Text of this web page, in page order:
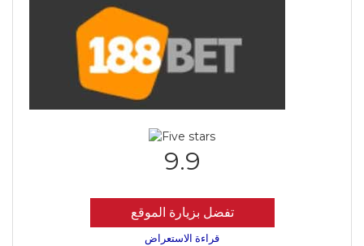
9.9
تفضل بزيارة الموقع
قراءة الاستعراض